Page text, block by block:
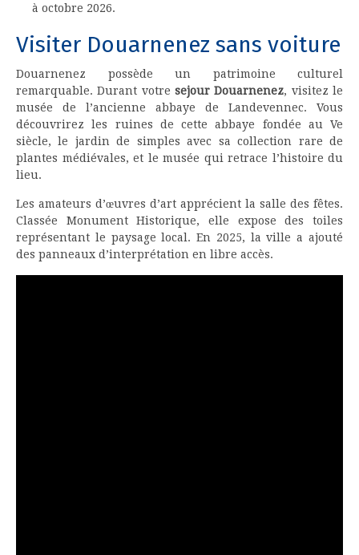
à octobre 2026.
Visiter Douarnenez sans voiture
Douarnenez possède un patrimoine culturel
remarquable. Durant votre sejour Douarnenez, visitez le
musée de l’ancienne abbaye de Landevennec. Vous
découvrirez les ruines de cette abbaye fondée au Ve
siècle, le jardin de simples avec sa collection rare de
plantes médiévales, et le musée qui retrace l’histoire du
lieu.
Les amateurs d’œuvres d’art apprécient la salle des fêtes.
Classée Monument Historique, elle expose des toiles
représentant le paysage local. En 2025, la ville a ajouté
des panneaux d’interprétation en libre accès.